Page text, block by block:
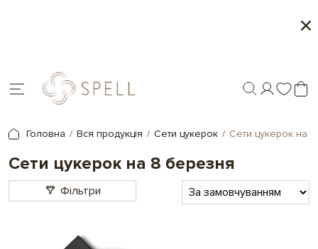
Головна Вся продукція Сети цукерок Сети цукерок на
Сети цукерок на 8 березня
Фільтри